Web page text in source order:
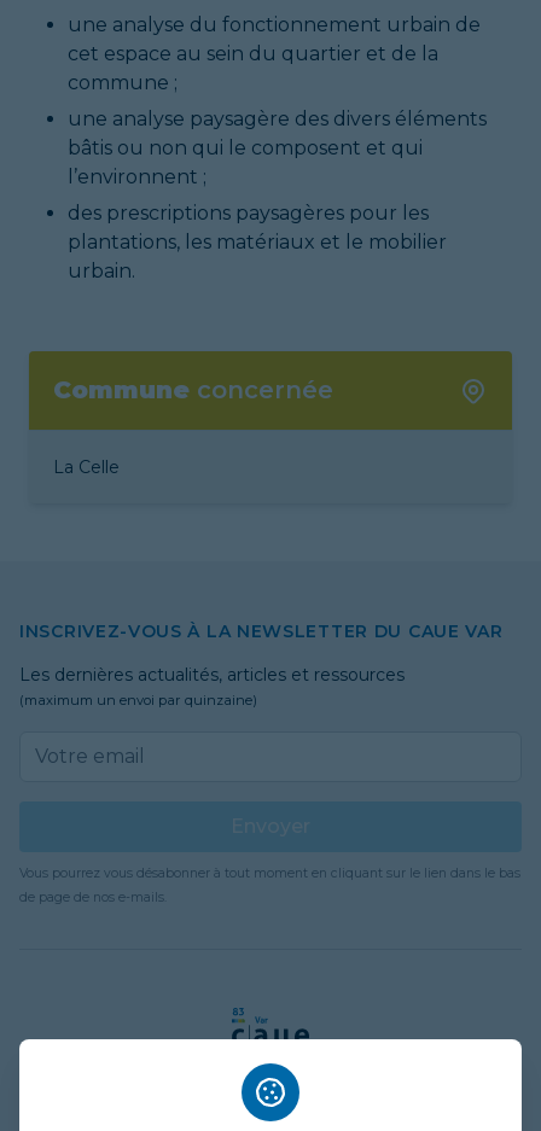
une analyse du fonctionnement urbain de
cet espace au sein du quartier et de la
commune ;
une analyse paysagère des divers éléments
bâtis ou non qui le composent et qui
l’environnent ;
des prescriptions paysagères pour les
plantations, les matériaux et le mobilier
urbain.
Commune concernée
La Celle
INSCRIVEZ-VOUS À LA NEWSLETTER DU CAUE VAR
Les dernières actualités, articles et ressources
(maximum un envoi par quinzaine)
Vous pourrez vous désabonner à tout moment en cliquant sur le lien dans le bas
de page de nos e-mails.